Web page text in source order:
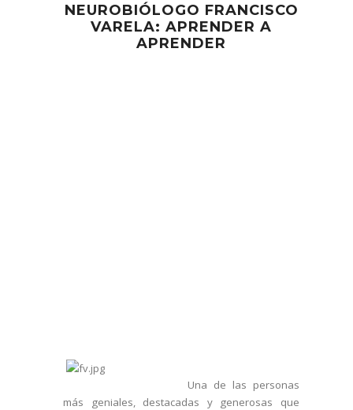
NEUROBIÓLOGO FRANCISCO
VARELA: APRENDER A
APRENDER
Una de las personas
más geniales, destacadas y generosas que